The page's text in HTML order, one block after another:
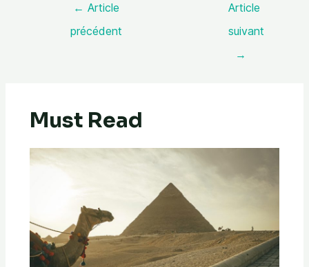
← Article
précédent
Article
suivant
→
Must Read